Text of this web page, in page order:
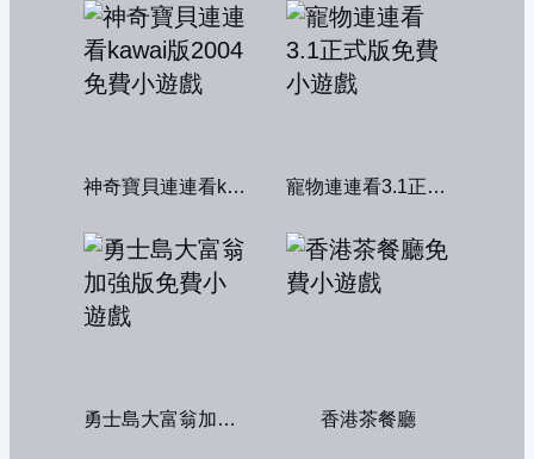
神奇寶貝連連看kawai版2004 寵物連連看3.1正式版
勇士島大富翁加強版 香港茶餐廳